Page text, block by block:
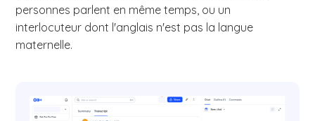
personnes parlent en même temps, ou un
interlocuteur dont l'anglais n'est pas la langue
maternelle.